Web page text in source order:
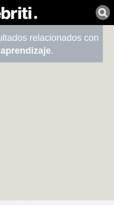
relacionados con
.